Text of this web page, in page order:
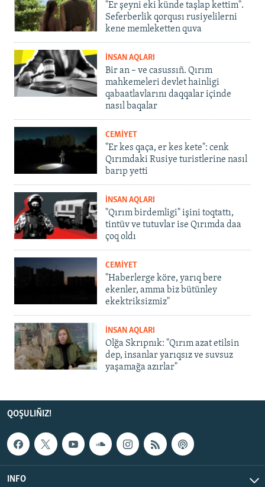
"Er şeyni eki künde taşlap kettim".
Seferberlik qorqusı rusiyelilerni
kene memleketten quva
İNSAN AQLARI
Bir an – ve casussıñ. Qırım
mahkemeleri devlet hainligi
qabaatlavlarını daqqalar içinde
nasıl baqalar
CEMİYET
"Er kes qaça, er kes kete": cenk
Qırımdaki Rusiye turistlerine nasıl
barıp yetti
İNSAN AQLARI
"Qırım birdemligi" işini toqtattı,
tintüv ve tutuvlar ise Qırımda daa
çoq oldı
CEMİYET
"Haberlerge köre, yarıq bere
ekenler, amma biz bütünley
ekektriksizmiz"
İNSAN AQLARI
Olğa Skrıpnık: "Qırım azat etilsin
dep, insanlar yarıqsız ve suvsuz
yaşamağa azırlar"
QOŞULIÑIZ!
INFO